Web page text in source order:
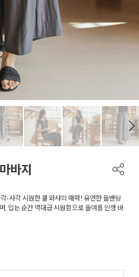
바지
-사각 시원한 쿨 와샤의 매력! 유연한 올밴딩
, 입는 순간 역대급 시원함으로 올여름 인생 바